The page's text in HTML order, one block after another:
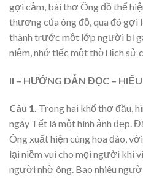
gợi cảm, bài thơ Ông đồ thể
thương của ông đồ, qua đó gợi
thành trước một lớp người bị
niệm, nhớ tiếc một thời lịch sử
II – HƯỚNG DẪN ĐỌC –
Câu 1. Trong hai khổ thơ đầu,
ngày Tết là một hình ảnh đẹp.
Ông xuất hiện cùng hoa đào,
lại niềm vui cho mọi người khi
người nhờ ông. Bao nhiêu